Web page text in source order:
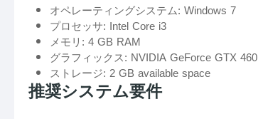
オペレーティングシステム: Windows 7
プロセッサ: Intel Core i3
メモリ: 4 GB RAM
グラフィックス: NVIDIA GeForce GTX 460
ストレージ: 2 GB available space
推奨システム要件